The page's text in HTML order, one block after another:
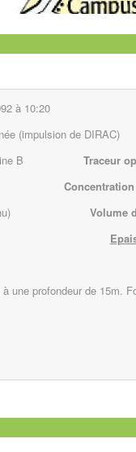
à 10:20
(impulsion de DIRAC)
B Traceur
Volume
une profondeur de 15m.